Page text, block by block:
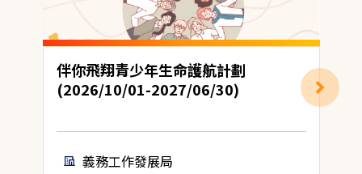
伴你飛翔青少年生命護航計劃
(2026/10/01-2027/06/30)
義務工作發展局